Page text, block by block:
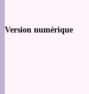
Version numérique